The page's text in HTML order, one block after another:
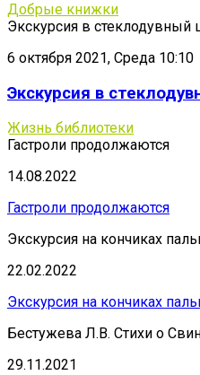
Добрые книжки
Экскурсия в стеклодувный
6 октября 2021, Среда 10:10
Экскурсия в
Жизнь библиотеки
Гастроли продолжаются
14.08.2022
Гастроли продолжаются
Экскурсия на кончиках
22.02.2022
Экскурсия на кончиках
Бестужева Л.В. Стихи о
29.11.2021